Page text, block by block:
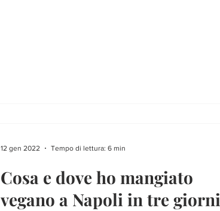
Cosa e dove ho mangiato
vegano a Napoli in tre giorni
12 gen 2022 Tempo di lettura: 6 min